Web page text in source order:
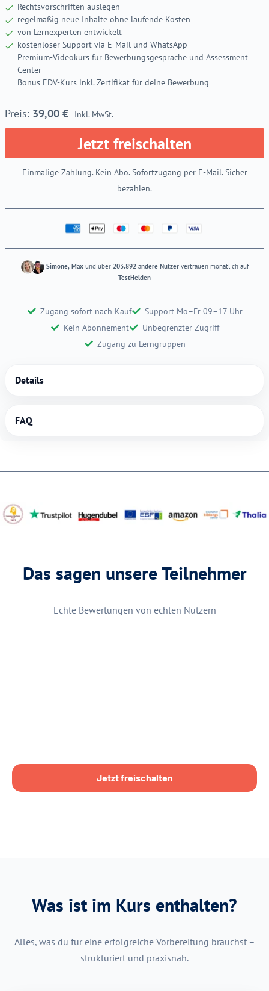
Rechtsvorschriften auslegen
regelmäßig neue Inhalte ohne laufende Kosten
von Lernexperten entwickelt
kostenloser Support via E-Mail und WhatsApp
Premium-Videokurs für Bewerbungsgespräche und Assessment
Center
Bonus EDV-Kurs inkl. Zertifikat für deine Bewerbung
39,00 € Inkl. MwSt.
Jetzt freischalten
Einmalige Zahlung. Kein Abo. Sofortzugang per E-Mail. Sicher
bezahlen.
Simone, Maxund über 203.892 andere Nutzervertrauen monatlich auf
TestHelden
Zugang sofort nach Kauf
Support Mo–Fr 09–17 Uhr
Kein Abonnement
Unbegrenzter Zugriff
Zugang zu Lerngruppen
Details
FAQ
Das sagen unsere Teilnehmer
Echte Bewertungen von echten Nutzern
Jetzt freischalten
Was ist im Kurs enthalten?
Alles, was du für eine erfolgreiche Vorbereitung brauchst –
strukturiert und praxisnah.